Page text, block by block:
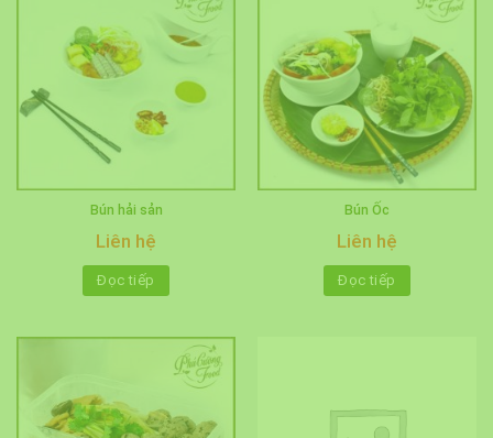
Bún hải sản
Liên hệ
Đọc tiếp
Bún Ốc
Liên hệ
Đọc tiếp